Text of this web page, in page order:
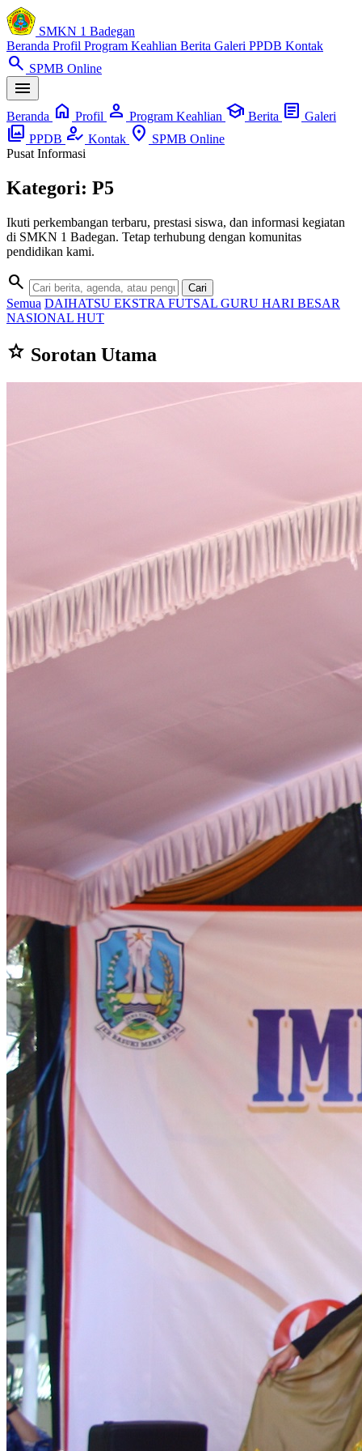
SMKN 1 Badegan
Beranda Profil Program Keahlian Berita Galeri PPDB Kontak
search SPMB Online
menu
Beranda home Profil person Program Keahlian school Berita article Galeri
photo_library PPDB how_to_reg Kontak location_on SPMB Online
Pusat Informasi
Kategori: P5
Ikuti perkembangan terbaru, prestasi siswa, dan informasi kegiatan
di SMKN 1 Badegan. Tetap terhubung dengan komunitas
pendidikan kami.
search Cari
Semua DAIHATSU EKSTRA FUTSAL GURU HARI BESAR
NASIONAL HUT
star Sorotan Utama